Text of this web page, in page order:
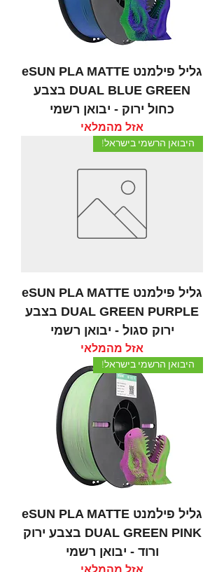
גליל פילמנט eSUN PLA MATTE
DUAL BLUE GREEN בצבע
כחול ירוק - יבואן רשמי
אזל מהמלאי
היבואן הרשמי בישראל!
גליל פילמנט eSUN PLA MATTE
DUAL GREEN PURPLE בצבע
ירוק סגול - יבואן רשמי
אזל מהמלאי
היבואן הרשמי בישראל!
גליל פילמנט eSUN PLA MATTE
DUAL GREEN PINK בצבע ירוק
ורוד - יבואן רשמי
אזל מהמלאי